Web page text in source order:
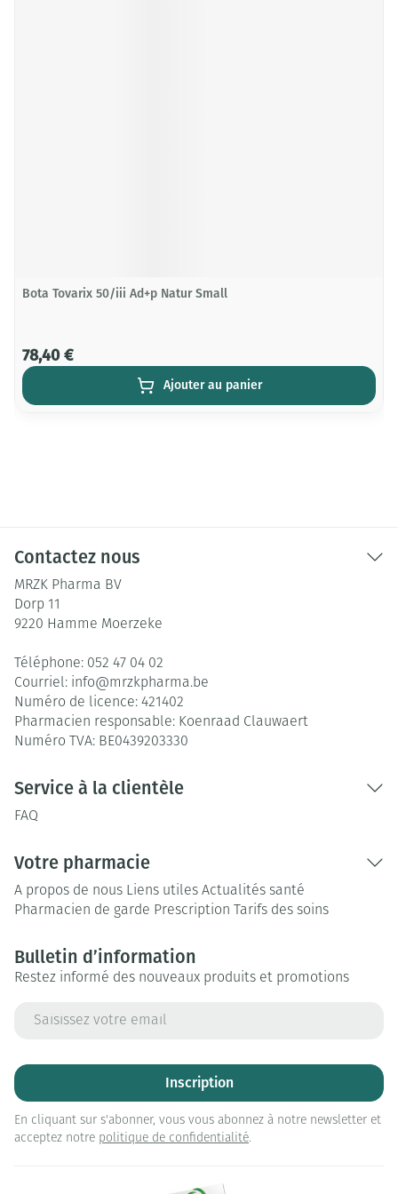
Bota Tovarix 50/iii Ad+p Natur Small
78,40 €
Ajouter au panier
Contactez nous
MRZK Pharma BV
Dorp 11
9220 Hamme Moerzeke
Téléphone: 052 47 04 02
Courriel: info@mrzkpharma.be
Numéro de licence: 421402
Pharmacien responsable: Koenraad Clauwaert
Numéro TVA: BE0439203330
Service à la clientèle
FAQ
Votre pharmacie
A propos de nous Liens utiles Actualités santé
Pharmacien de garde Prescription Tarifs des soins
Bulletin d’information
Restez informé des nouveaux produits et promotions
Inscription
En cliquant sur s'abonner, vous vous abonnez à notre newsletter et
acceptez notre politique de confidentialité.